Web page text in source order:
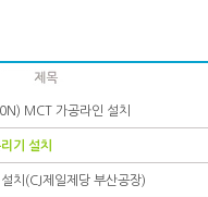
MCT 가공라인 설치
기 설치
치(CJ제일제당 부산공장)